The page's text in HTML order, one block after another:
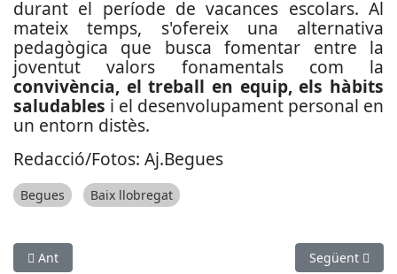
durant el període de vacances escolars. Al
mateix temps, s'ofereix una alternativa
pedagògica que busca fomentar entre la
joventut valors fonamentals com la
convivència, el treball en equip, els hàbits
saludables i el desenvolupament personal en
un entorn distès.
Redacció/Fotos: Aj.Begues
Begues Baix llobregat
Article anterior: Sant Andreu de la Barca instal·larà una
Ant Article
Següent